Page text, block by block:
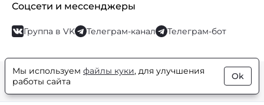
Соцсети и мессенджеры
Группа в VK Телеграм-канал Телеграм-бот
© Orental.ru 2007–2026Интернет-магазин парфюмерии и
косметики
Мы используем файлы куки, для улучшения
работы сайта
Ok